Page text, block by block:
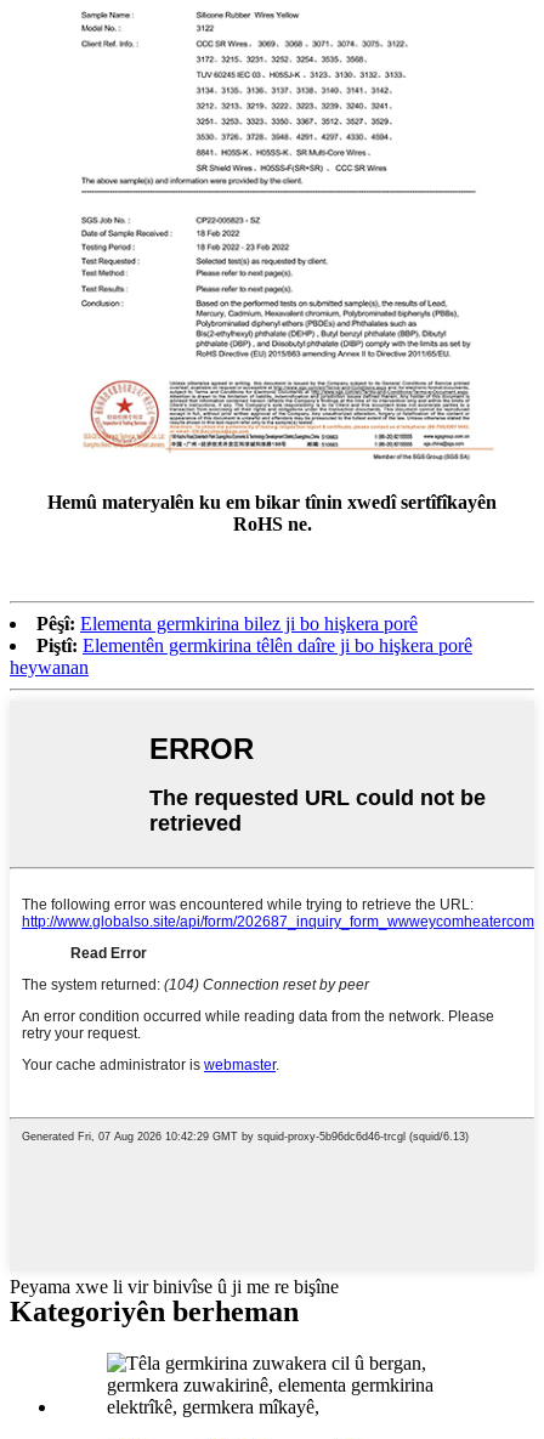
Hemû materyalên ku em bikar tînin xwedî sertîfîkayên
RoHS ne.
Pêşî: Elementa germkirina bilez ji bo hişkera porê
Piştî: Elementên germkirina têlên daîre ji bo hişkera porê
heywanan
Peyama xwe li vir binivîse û ji me re bişîne
Kategoriyên berheman